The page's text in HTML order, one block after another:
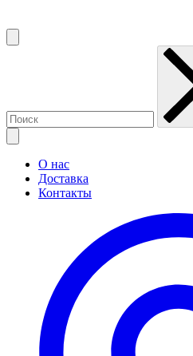
О нас
Доставка
Контакты